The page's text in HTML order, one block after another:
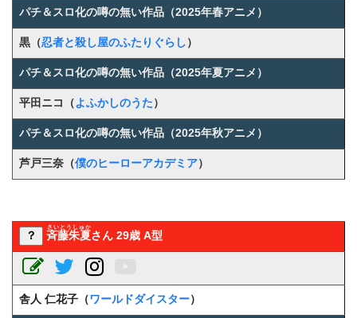
パチ＆スロ化の噂の無い作品（2025年春アニメ）
黒（忍者と殺し屋のふたりぐらし ）
パチ＆スロ化の噂の無い作品（2025年夏アニメ）
平田ニコ（ よふかしのうた ）
パチ＆スロ化の噂の無い作品（2025年秋アニメ）
芦戸三奈（僕のヒーローアカデミア）
？ 斉藤朱夏
さいとうしゅか
さん 29歳 A型
舎人 仁花子（ワールドダイスター）